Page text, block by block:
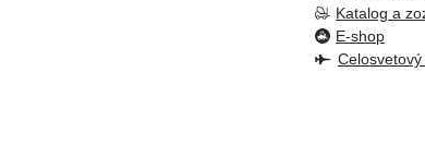
Katalog a
E-shop